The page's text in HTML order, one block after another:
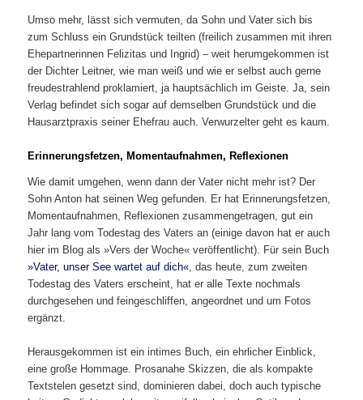
Umso mehr, lässt sich vermuten, da Sohn und Vater sich bis
zum Schluss ein Grundstück teilten (freilich zusammen mit ihren
Ehepartnerinnen Felizitas und Ingrid) – weit herumgekommen ist
der Dichter Leitner, wie man weiß und wie er selbst auch gerne
freudestrahlend proklamiert, ja hauptsächlich im Geiste. Ja, sein
Verlag befindet sich sogar auf demselben Grundstück und die
Hausarztpraxis seiner Ehefrau auch. Verwurzelter geht es kaum.
Erinnerungsfetzen, Momentaufnahmen, Reflexionen
Wie damit umgehen, wenn dann der Vater nicht mehr ist? Der
Sohn Anton hat seinen Weg gefunden. Er hat Erinnerungsfetzen,
Momentaufnahmen, Reflexionen zusammengetragen, gut ein
Jahr lang vom Todestag des Vaters an (einige davon hat er auch
hier im Blog als »Vers der Woche« veröffentlicht). Für sein Buch
»Vater, unser See wartet auf dich« , das heute, zum zweiten
Todestag des Vaters erscheint, hat er alle Texte nochmals
durchgesehen und feingeschliffen, angeordnet und um Fotos
ergänzt.
Herausgekommen ist ein intimes Buch, ein ehrlicher Einblick,
eine große Hommage. Prosanahe Skizzen, die als kompakte
Textstelen gesetzt sind, dominieren dabei, doch auch typische